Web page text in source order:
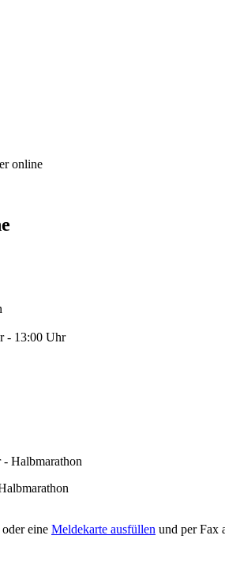
online
- 13:00 Uhr
Halbmarathon
oder eine Meldekarte ausfüllen und per Fax